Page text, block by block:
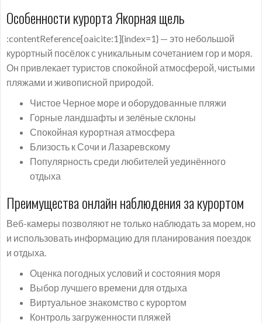
Особенности курорта Якорная щель
:contentReference[oaicite:1]{index=1} — это небольшой
курортный посёлок с уникальным сочетанием гор и моря.
Он привлекает туристов спокойной атмосферой, чистыми
пляжами и живописной природой.
Чистое Черное море и оборудованные пляжи
Горные ландшафты и зелёные склоны
Спокойная курортная атмосфера
Близость к Сочи и Лазаревскому
Популярность среди любителей уединённого
отдыха
Преимущества онлайн наблюдения за курортом
Веб-камеры позволяют не только наблюдать за морем, но
и использовать информацию для планирования поездок
и отдыха.
Оценка погодных условий и состояния моря
Выбор лучшего времени для отдыха
Виртуальное знакомство с курортом
Контроль загруженности пляжей